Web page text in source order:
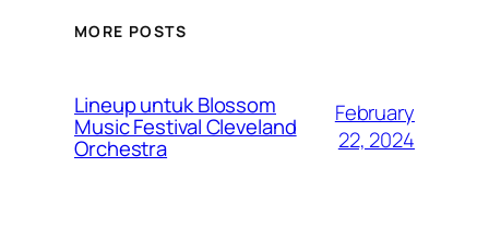
MORE POSTS
Lineup untuk Blossom
Music Festival Cleveland
Orchestra
February
22, 2024